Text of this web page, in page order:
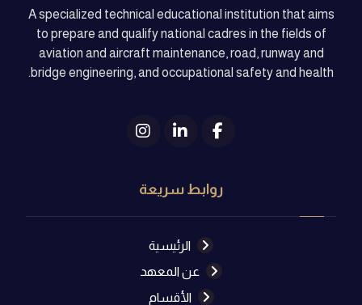
A specialized technical educational institution that aims
to prepare and qualify national cadres in the fields of
aviation and aircraft maintenance, road, runway and
bridge engineering, and occupational safety and health.
روابط سريعة
الرئيسية
عن المعهد
الأقسام